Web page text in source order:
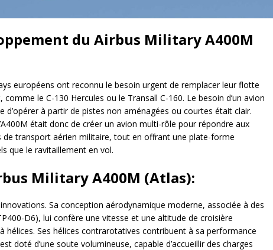
du Airbus Military A400M
européens ont reconnu le besoin urgent de remplacer leur flotte
comme le C-130 Hercules ou le Transall C-160. Le besoin d’un avion
d’opérer à partir de pistes non aménagées ou courtes était clair.
était donc de créer un avion multi-rôle pour répondre aux
transport aérien militaire, tout en offrant une plate-forme
que le ravitaillement en vol.
Military A400M (Atlas):
Sa conception aérodynamique moderne, associée à des
D6), lui confère une vitesse et une altitude de croisière
hélices. Ses hélices contrarotatives contribuent à sa performance
doté d’une soute volumineuse, capable d’accueillir des charges